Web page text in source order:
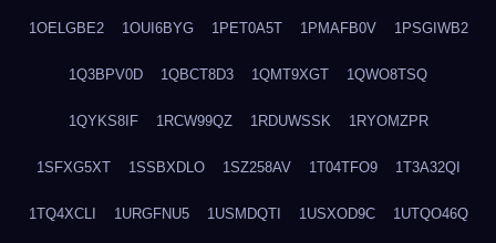
1OELGBE2 1OUI6BYG 1PET0A5T 1PMAFB0V 1PSGIWB2
1Q3BPV0D 1QBCT8D3 1QMT9XGT 1QWO8TSQ
1QYKS8IF 1RCW99QZ 1RDUWSSK 1RYOMZPR
1SFXG5XT 1SSBXDLO 1SZ258AV 1T04TFO9 1T3A32QI
1TQ4XCLI 1URGFNU5 1USMDQTI 1USXOD9C 1UTQO46Q